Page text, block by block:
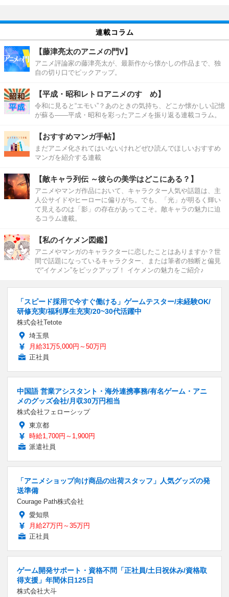
連載コラム
【藤津亮太のアニメの門V】
アニメ評論家の藤津亮太が、最新作から懐かしの作品まで、独
自の切り口でピックアップ。
【平成・昭和レトロアニメのすゝめ】
令和に見ると“エモい”？あのときの気持ち、どこか懐かしい記憶
が蘇る――平成・昭和を彩ったアニメを振り返る連載コラム。
【おすすめマンガ手帖】
まだアニメ化されてはいないけれどぜひ読んでほしいおすすめ
マンガを紹介する連載
【敵キャラ列伝 ～彼らの美学はどこにある？】
アニメやマンガ作品において、キャラクター人気や話題は、主
人公サイドやヒーローに偏りがち。でも、「光」が明るく輝い
て見えるのは「影」の存在があってこそ。敵キャラの魅力に迫
るコラム連載。
【私のイケメン図鑑】
アニメやマンガのキャラクターに恋したことはありますか？世
間で話題になっているキャラクター、または筆者の独断と偏見
で“イケメン”をピックアップ！ イケメンの魅力をご紹介♪
「スピード採用で今すぐ働ける」ゲームテスター/未経験OK/
研修充実/福利厚生充実/20~30代活躍中
株式会社Tetote
埼玉県
月給31万5,000円～50万円
正社員
中国語 営業アシスタント・海外連携事務/有名ゲーム・アニ
メのグッズ会社/月収30万円相当
株式会社フェローシップ
東京都
時給1,700円～1,900円
派遣社員
「アニメショップ向け商品の出荷スタッフ」人気グッズの発
送準備
Courage Path株式会社
愛知県
月給27万円～35万円
正社員
ゲーム開発サポート・資格不問「正社員/土日祝休み/資格取
得支援」年間休日125日
株式会社大斗